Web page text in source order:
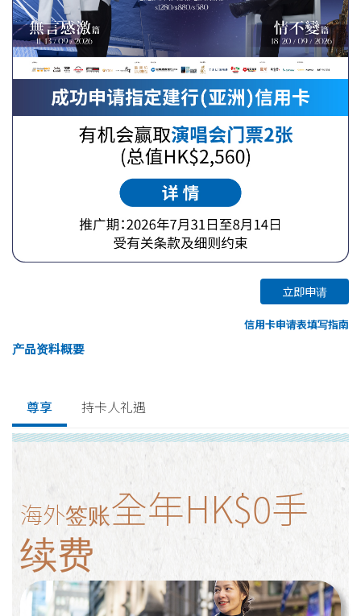
立即申请
信用卡申请表填写指南
产品资料概要
尊享 持卡人礼遇
海外签账全年HK$0手
续费